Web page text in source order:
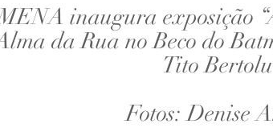
inaugura exposição
da Rua no Beco do
Tito
Fotos: Denise